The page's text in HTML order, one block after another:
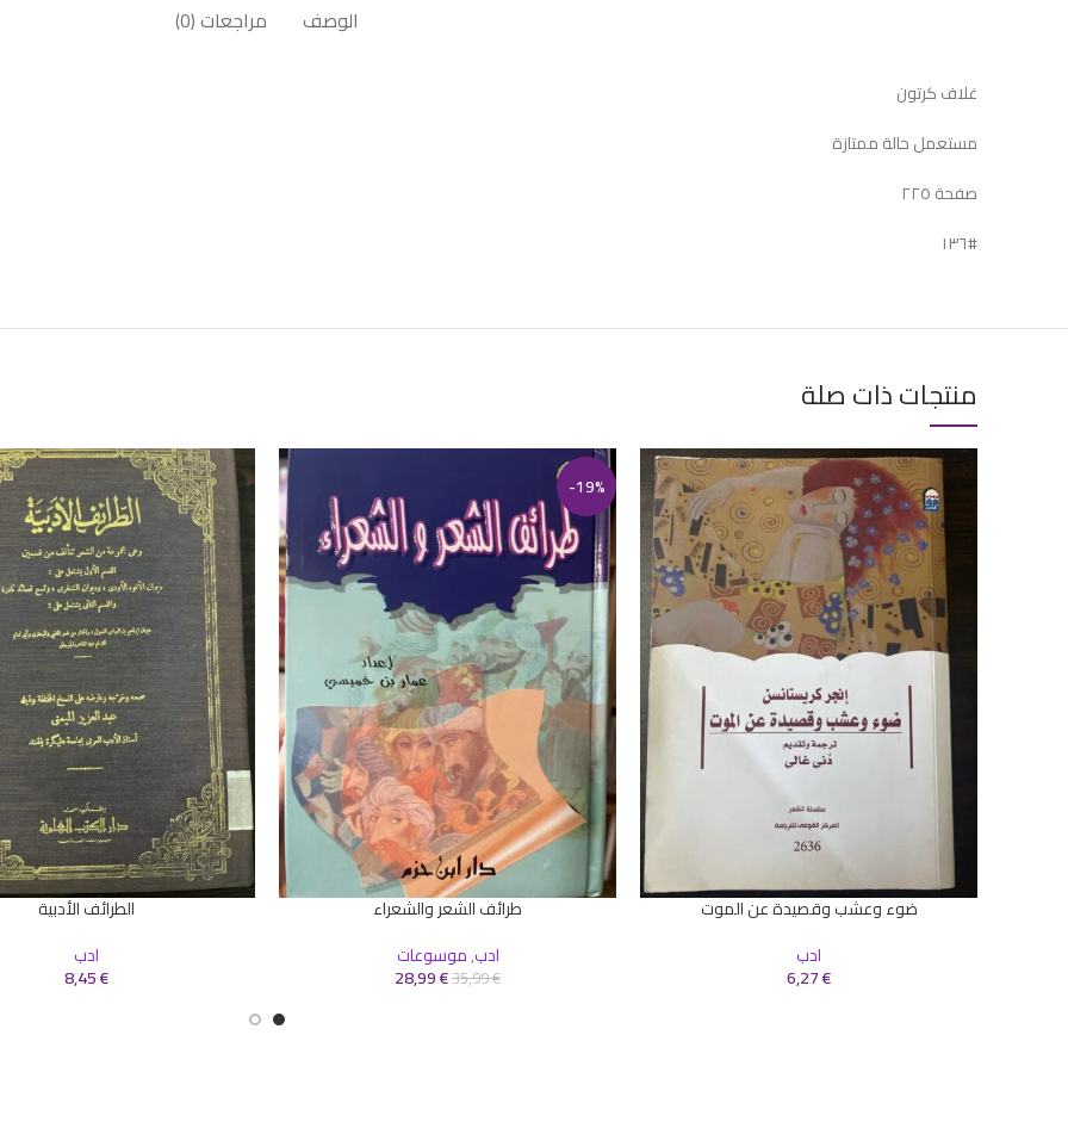
الوصف مراجعات (0)
غلاف كرتون
مستعمل حالة ممتازة
صفحة ٢٢٥
#١٣٦
منتجات ذات صلة
إضافة إلى السلةضوء وعشب وقصيدة عن الموت
ادب
6,27€
-19%
إضافة إلى السلةطرائف الشعر والشعراء
ادب,موسوعات
35,99€
28,99€
الطرائف الأدبية
ادب
8,45€